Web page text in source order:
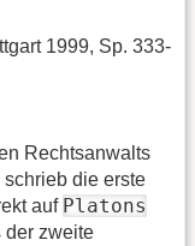
1999, Sp. 333-
Rechtsanwalts
schrieb die erste
auf Platons
der zweite